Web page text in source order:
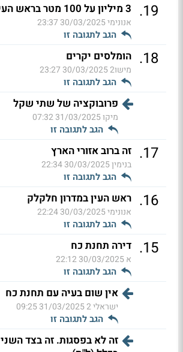
19
. 3 מיליון על 100 מטר בראש העין
אנונימי30/03/2025 23:37
הגב לתגובה זו
18
. הומלסים יקרים
מישו2 30/03/2025 23:27
הגב לתגובה זו
פרובוקציה של שתי שקל
מיקו31/03/2025 07:32
הגב לתגובה זו
17
. זה ברוב אזורי הארץ
בנימין30/03/2025 22:34
הגב לתגובה זו
16
. ראש העין במדרון חלקלק
אנונימי30/03/2025 22:24
הגב לתגובה זו
15
. דירה תחנת כח
א30/03/2025 22:12
הגב לתגובה זו
אין שום בעיה עם תחנת כח
ישראלי 2 31/03/2025 09:25
הגב לתגובה זו
זה לא בפסגות. זה בצד השני